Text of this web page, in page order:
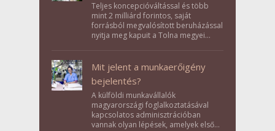
Teljes koncepcióváltással és több
mint 2 milliárd forintos, saját
forrásból megvalósított beruházással
nyitja meg kapuit a Tolna megyei
Mit jelent a munkaerőigény
bejelentés?
A külföldi munkavállalók
magyarországi foglalkoztatásával
kapcsolatos adminisztrációban
vannak olyan lépések, amelyek első